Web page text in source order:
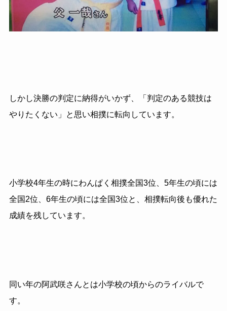
しかし決勝の判定に納得がいかず、「判定のある競技は
やりたくない」と思い相撲に転向しています。
小学校4年生の時にわんぱく相撲全国3位、 5年生の頃には
全国2位、 6年生の頃には全国3位と、相撲転向後も優れた
成績を残しています。
同い年の阿武咲さんとは小学校の頃からのライバルで
す。